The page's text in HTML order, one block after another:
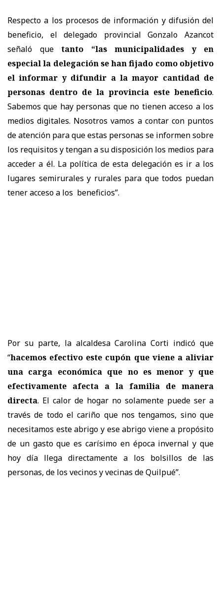
Respecto a los procesos de información y difusión del
beneficio, el delegado provincial Gonzalo Azancot
señaló que
tanto “las municipalidades y en
especial la delegación se han fijado como objetivo
el informar y difundir a la mayor cantidad de
personas dentro de la provincia este beneficio.
Sabemos que hay personas que no tienen acceso a los
medios digitales. Nosotros vamos a contar con puntos
de atención para que estas personas se informen sobre
los requisitos y tengan a su disposición los medios para
acceder a él. La política de esta delegación es ir a los
lugares semirurales y rurales para que todos puedan
tener acceso a los beneficios”.
Por su parte, la alcaldesa Carolina Corti indicó que
“hacemos efectivo este cupón que viene a aliviar
una carga económica que no es menor y que
efectivamente afecta a la familia de manera
directa. El calor de hogar no solamente puede ser a
través de todo el cariño que nos tengamos, sino que
necesitamos este abrigo y ese abrigo viene a propósito
de un gasto que es carísimo en época invernal y que
hoy día llega directamente a los bolsillos de las
personas, de los vecinos y vecinas de Quilpué”.